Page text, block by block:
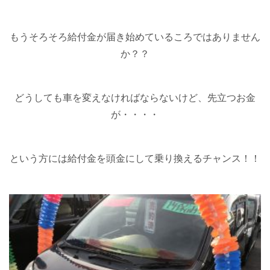
もうそろそろ給付金が届き始めているころではありません
か？？
どうしても車を変えなければならないけど、先立つお金
が・・・・
という方には給付金を頭金にして乗り換えるチャンス！！